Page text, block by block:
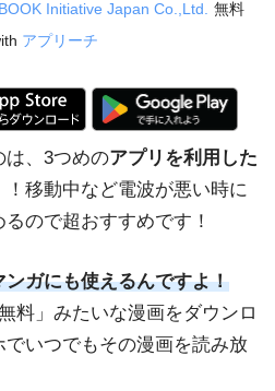
Initiative Japan Co.,Ltd. 無料
アプリーチ
は、3つめのアプリを利用した
！移動中など電波が悪い時に
ので超おすすめです！
ンガにも使えるんですよ！
料」みたいな漫画をダウンロ
いつでもその漫画を読み放